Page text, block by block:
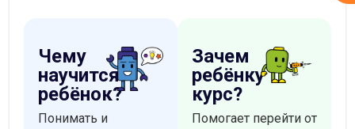
Чему
научится
ребёнок?
Понимать и
Зачем
ребёнку
курс?
Помогает перейти от